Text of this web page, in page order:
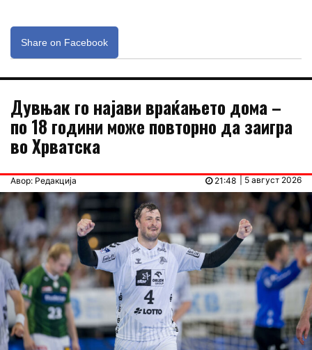
Share on Facebook
Дувњак го најави враќањето дома –
по 18 години може повторно да заигра
во Хрватска
Авор: Редакција | 5 август 2026
21:48